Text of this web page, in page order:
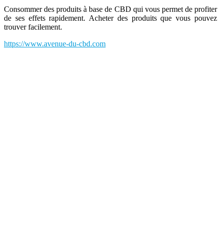
Consommer des produits à base de CBD qui vous permet de profiter
de ses effets rapidement. Acheter des produits que vous pouvez
trouver facilement.
https://www.avenue-du-cbd.com